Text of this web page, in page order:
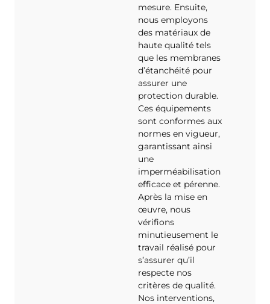
mesure. Ensuite,
nous employons
des matériaux de
haute qualité tels
que les membranes
d’étanchéité pour
assurer une
protection durable.
Ces équipements
sont conformes aux
normes en vigueur,
garantissant ainsi
une
imperméabilisation
efficace et pérenne.
Après la mise en
œuvre, nous
vérifions
minutieusement le
travail réalisé pour
s’assurer qu’il
respecte nos
critères de qualité.
Nos interventions,